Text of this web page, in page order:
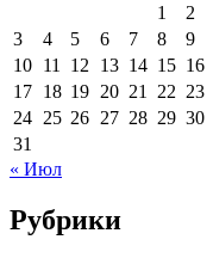
1
2
3
4 5 6 7 8
9
10 11 12 13 14 15 16
17 18 19 20 21 22 23
24 25 26 27 28 29 30
31
« Июл
Рубрики